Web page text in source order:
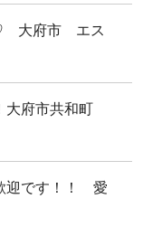
♡ 大府市 エス
大府市共和町
迎です！！ 愛